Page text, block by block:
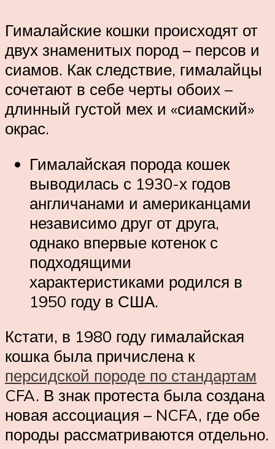
Гималайские кошки происходят от
двух знаменитых пород – персов и
сиамов. Как следствие, гималайцы
сочетают в себе черты обоих –
длинный густой мех и «сиамский»
окрас.
Гималайская порода кошек
выводилась с 1930-х годов
англичанами и американцами
независимо друг от друга,
однако впервые котенок с
подходящими
характеристиками родился в
1950 году в США.
Кстати, в 1980 году гималайская
кошка была причислена к
персидской породе по стандартам
CFA. В знак протеста была создана
новая ассоциация – NCFA, где обе
породы рассматриваются отдельно.